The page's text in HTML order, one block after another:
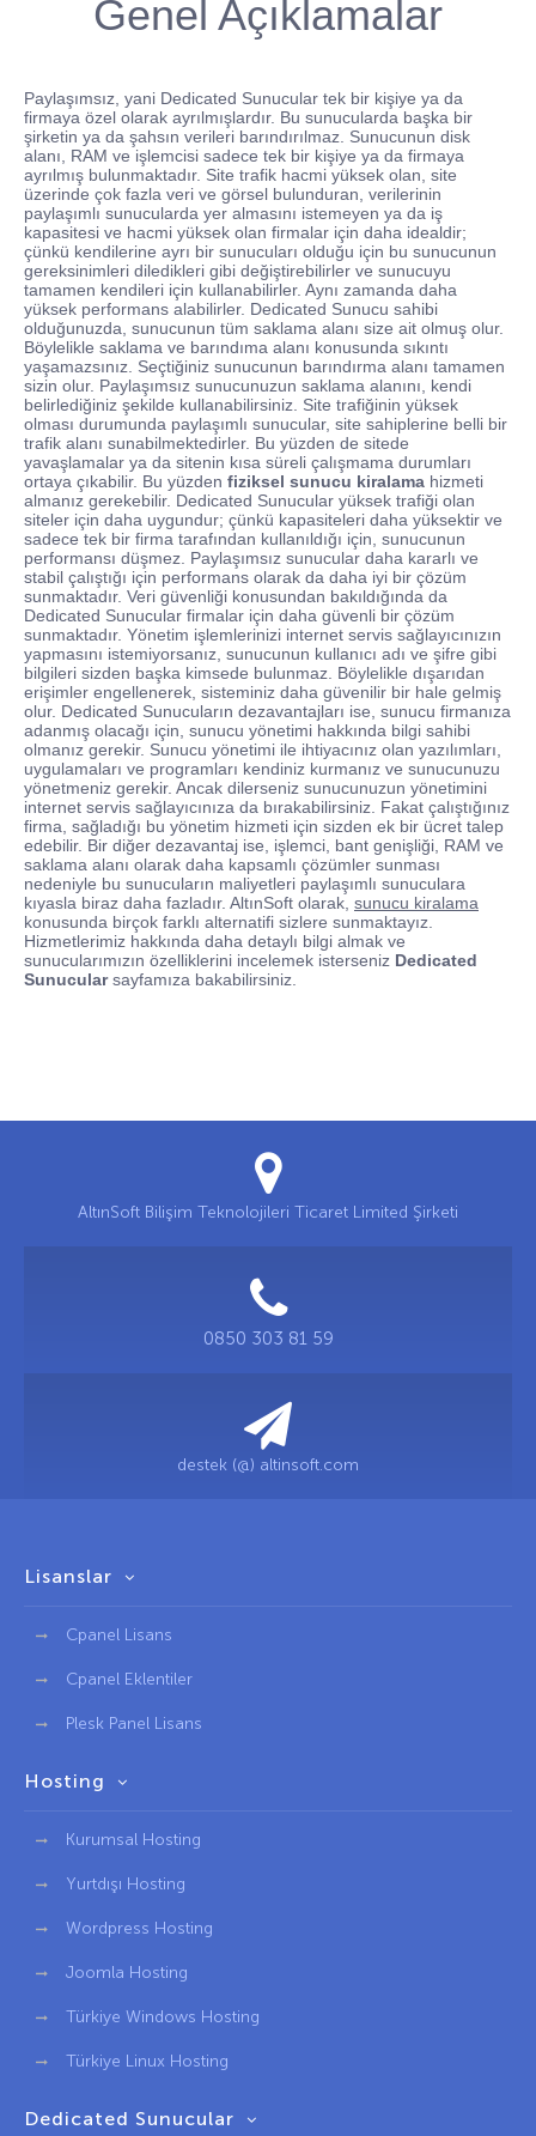
Genel Açıklamalar
Paylaşımsız, yani Dedicated Sunucular tek bir kişiye ya da
firmaya özel olarak ayrılmışlardır. Bu sunucularda başka bir
şirketin ya da şahsın verileri barındırılmaz. Sunucunun disk
alanı, RAM ve işlemcisi sadece tek bir kişiye ya da firmaya
ayrılmış bulunmaktadır. Site trafik hacmi yüksek olan, site
üzerinde çok fazla veri ve görsel bulunduran, verilerinin
paylaşımlı sunucularda yer almasını istemeyen ya da iş
kapasitesi ve hacmi yüksek olan firmalar için daha idealdir;
çünkü kendilerine ayrı bir sunucuları olduğu için bu sunucunun
gereksinimleri diledikleri gibi değiştirebilirler ve sunucuyu
tamamen kendileri için kullanabilirler. Aynı zamanda daha
yüksek performans alabilirler. Dedicated Sunucu sahibi
olduğunuzda, sunucunun tüm saklama alanı size ait olmuş olur.
Böylelikle saklama ve barındıma alanı konusunda sıkıntı
yaşamazsınız. Seçtiğiniz sunucunun barındırma alanı tamamen
sizin olur. Paylaşımsız sunucunuzun saklama alanını, kendi
belirlediğiniz şekilde kullanabilirsiniz. Site trafiğinin yüksek
olması durumunda paylaşımlı sunucular, site sahiplerine belli bir
trafik alanı sunabilmektedirler. Bu yüzden de sitede
yavaşlamalar ya da sitenin kısa süreli çalışmama durumları
ortaya çıkabilir. Bu yüzden fiziksel sunucu kiralama hizmeti
almanız gerekebilir. Dedicated Sunucular yüksek trafiği olan
siteler için daha uygundur; çünkü kapasiteleri daha yüksektir ve
sadece tek bir firma tarafından kullanıldığı için, sunucunun
performansı düşmez. Paylaşımsız sunucular daha kararlı ve
stabil çalıştığı için performans olarak da daha iyi bir çözüm
sunmaktadır. Veri güvenliği konusundan bakıldığında da
Dedicated Sunucular firmalar için daha güvenli bir çözüm
sunmaktadır. Yönetim işlemlerinizi internet servis sağlayıcınızın
yapmasını istemiyorsanız, sunucunun kullanıcı adı ve şifre gibi
bilgileri sizden başka kimsede bulunmaz. Böylelikle dışarıdan
erişimler engellenerek, sisteminiz daha güvenilir bir hale gelmiş
olur. Dedicated Sunucuların dezavantajları ise, sunucu firmanıza
adanmış olacağı için, sunucu yönetimi hakkında bilgi sahibi
olmanız gerekir. Sunucu yönetimi ile ihtiyacınız olan yazılımları,
uygulamaları ve programları kendiniz kurmanız ve sunucunuzu
yönetmeniz gerekir. Ancak dilerseniz sunucunuzun yönetimini
internet servis sağlayıcınıza da bırakabilirsiniz. Fakat çalıştığınız
firma, sağladığı bu yönetim hizmeti için sizden ek bir ücret talep
edebilir. Bir diğer dezavantaj ise, işlemci, bant genişliği, RAM ve
saklama alanı olarak daha kapsamlı çözümler sunması
nedeniyle bu sunucuların maliyetleri paylaşımlı sunuculara
kıyasla biraz daha fazladır. AltınSoft olarak, sunucu kiralama
konusunda birçok farklı alternatifi sizlere sunmaktayız.
Hizmetlerimiz hakkında daha detaylı bilgi almak ve
sunucularımızın özelliklerini incelemek isterseniz Dedicated
Sunucularsayfamıza bakabilirsiniz.
AltınSoft Bilişim Teknolojileri Ticaret Limited Şirketi
0850 303 81 59
destek (@) altinsoft.com
Lisanslar
Cpanel Lisans
Cpanel Eklentiler
Plesk Panel Lisans
Hosting
Kurumsal Hosting
Yurtdışı Hosting
Wordpress Hosting
Joomla Hosting
Türkiye Windows Hosting
Türkiye Linux Hosting
Dedicated Sunucular